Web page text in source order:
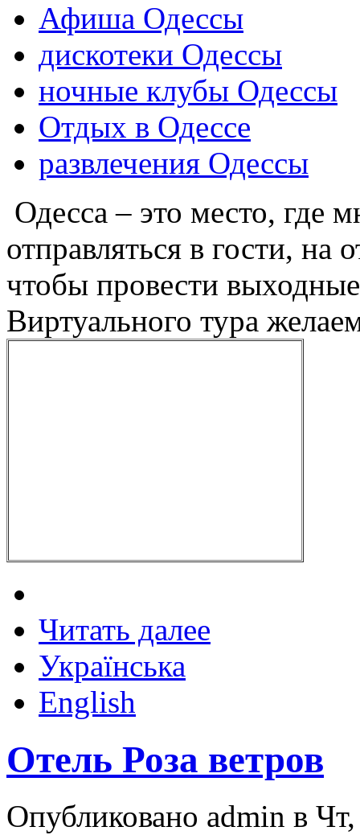
Афиша Одессы
дискотеки Одессы
ночные клубы Одессы
Отдых в Одессе
развлечения Одессы
Одесса – это место, где
отправляться в гости, на
чтобы провести
Виртуального тура
Читать далее
Українська
English
Отель Роза ветров
Опубликовано admin в